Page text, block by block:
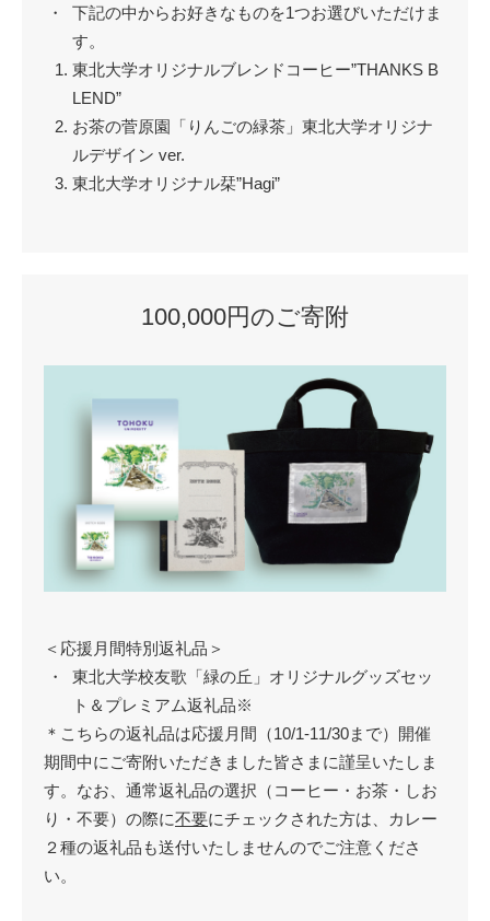
下記の中からお好きなものを1つお選びいただけま
す。
東北大学オリジナルブレンドコーヒー”THANKS B
LEND”
お茶の菅原園「りんごの緑茶」東北大学オリジナ
ルデザイン ver.
東北大学オリジナル栞”Hagi”
100,000円のご寄附
＜応援月間特別返礼品＞
東北大学校友歌「緑の丘」オリジナルグッズセッ
ト＆プレミアム返礼品※
＊こちらの返礼品は応援月間（10/1-11/30まで）開催
期間中にご寄附いただきました皆さまに謹呈いたしま
す。なお、通常返礼品の選択（コーヒー・お茶・しお
り・不要）の際に不要にチェックされた方は、カレー
２種の返礼品も送付いたしませんのでご注意くださ
い。